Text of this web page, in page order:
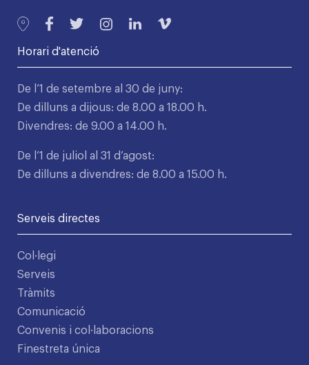
Horari d'atenció
De l’1 de setembre al 30 de juny:
De dilluns a dijous: de 8.00 a 18.00 h.
Divendres: de 9.00 a 14.00 h.
De l’1 de juliol al 31 d’agost:
De dilluns a divendres: de 8.00 a 15.00 h.
Serveis directes
Col·legi
Serveis
Tràmits
Comunicació
Convenis i col·laboracions
Finestreta única